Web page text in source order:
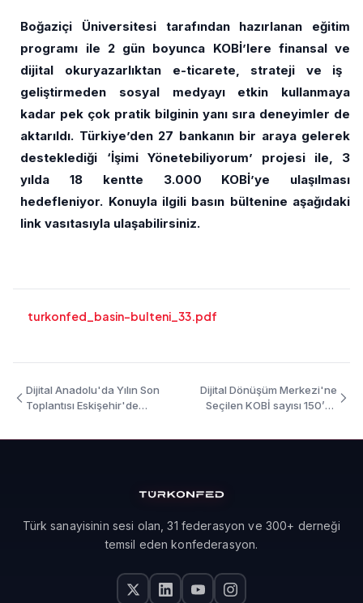
Boğaziçi Üniversitesi tarafından hazırlanan eğitim
programı ile 2 gün boyunca KOBİ’lere finansal ve
dijital okuryazarlıktan e-ticarete, strateji ve iş
geliştirmeden sosyal medyayı etkin kullanmaya
kadar pek çok pratik bilginin yanı sıra deneyimler de
aktarıldı. Türkiye’den 27 bankanın bir araya gelerek
desteklediği
‘İşimi Yönetebiliyorum’ projesi ile,
3
yılda
18 kentte 3.000 KOBİ’ye
ulaşılması
hedefleniyor. Konuyla ilgili basın bültenine aşağıdaki
link vasıtasıyla ulaşabilirsiniz.
turkonfed_basin-bulteni_33.pdf
Dijital Anadolu'da Yılın Son
Toplantısı Eskişehir'de
Dijital Dönüşüm Merkezi'ne
SeçiIen KOBİ sayısı 150’ye
Türk sanayisinin sesi olan, 31 federasyon ve 300+ derneği
temsil eden konfederasyon.